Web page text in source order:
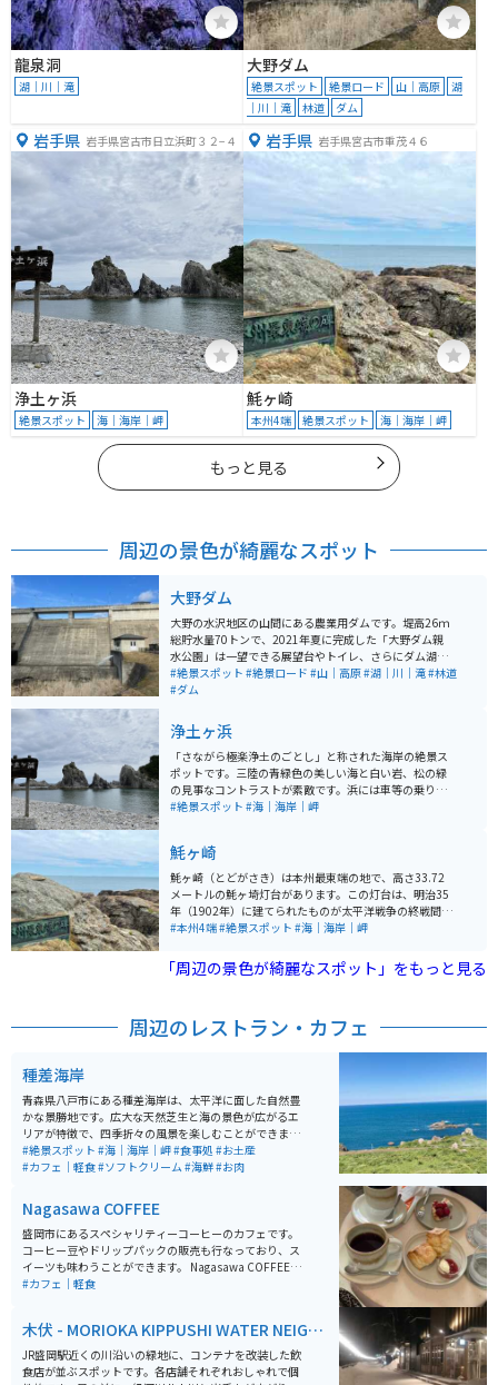
龍泉洞
湖｜川｜滝
大野ダム
絶景スポット 絶景ロード 山｜高原
湖
｜川｜滝
林道 ダム
岩手県 岩手県宮古市日立浜町３２−４
浄土ヶ浜
絶景スポット 海｜海岸｜岬
岩手県 岩手県宮古市重茂４６
魹ヶ崎
本州4端 絶景スポット 海｜海岸｜岬
もっと見る
周辺の景色が綺麗なスポット
大野ダム
大野の水沢地区の山間にある農業用ダムです。堤高26ｍ
総貯水量70トンで、2021年夏に完成した「大野ダム親
水公園」は一望できる展望台やトイレ、さらにダム湖周
辺を散策することのできる遊歩道が整備されています。
#絶景スポット #絶景ロード #山｜高原#湖｜川｜滝#林道
#ダム
浄土ヶ浜
「さながら極楽浄土のごとし」と称された海岸の絶景ス
ポットです。三陸の青緑色の美しい海と白い岩、松の緑
の見事なコントラストが素敵です。浜には車等の乗り入
れができないため、駐車場から歩いて散策が必要です
#絶景スポット #海｜海岸｜岬
魹ヶ崎
魹ヶ崎（とどがさき）は本州最東端の地で、高さ33.72
メートルの魹ヶ埼灯台があります。この灯台は、明治35
年（1902年）に建てられたものが太平洋戦争の終戦間際
に被災し、昭和25年（1950年）に復旧されたものです。
が、同年4月から無人化されました。現在は年に2回ほど
一般公開も行われています。 近くまで車やバイクで行け
ますが、ほとんど未舗装なので、結構大変です。駐車場
がない人はやめておいた方がいいかもしれません。 到達
証明書は、宮古市内の以下の場所で購入できるので、行
かなくても手に入ります。 ・宮古駅前総合観光案内所 ・
浄土ヶ浜レストハウス ・シートピアなあど ・宮古セント
ラルホテル熊安 ・宮古ホテル沢田屋 ・浄土ヶ浜パークホ
テル ・ホテル近江屋 ・休暇村陸中宮古 ・宮古市重茂出
張所 ・たろう潮里ステーション
#本州4端#絶景スポット #海｜海岸｜岬
「周辺の景色が綺麗なスポット」をもっと見る
周辺のレストラン・カフェ
種差海岸
青森県八戸市にある種差海岸は、太平洋に面した自然豊
かな景勝地です。広大な天然芝生と海の景色が広がるエ
リアが特徴で、四季折々の風景を楽しむことができま
す。芝生エリアでは散策や休憩ができ、ペットと散歩を
楽しむ人やピクニックをする人の姿も見られます。開放
れています。 周辺には飲食施設も点在しており、ミチル
種差ではパスタなどの食事が楽しめます。また、近隣に
は海鮮料理を提供する飲食店やジェラートなどの軽食を
楽しめる場所もあり、観光の合間の休憩にも便利です。
宿泊施設もあるため、滞在型の観光にも対応していま
す。
#絶景スポット #海｜海岸｜岬#食事処 #お土産
#カフェ｜軽食#ソフトクリーム#海鮮#お肉
Nagasawa COFFEE
盛岡市にあるスペシャリティーコーヒーのカフェです。
コーヒー豆やドリップパックの販売も行なっており、ス
イーツも味わうことができます。 Nagasawa COFFEEの
魅力は、なんと言ってもオーナー長澤さんの焙煎力で
によって入れ替わっていくのも、いつ行っても違った楽
しみ方ができます。盛岡駅からバスで10分ほど、徒歩20
分程度でアクセスも良いです。
#カフェ｜軽食
木伏 - MORIOKA KIPPUSHI WATER NEIGH
BORHOOD
JR盛岡駅近くの川沿いの緑地に、コンテナを改装した飲
食店が並ぶスポットです。各店舗それぞれおしゃれで個